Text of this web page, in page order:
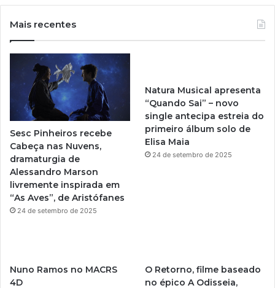
T
e
t
g
r
a
Mais recentes
Sesc Pinheiros recebe
Cabeça nas Nuvens,
dramaturgia de
Alessandro Marson
livremente inspirada em
“As Aves”, de Aristófanes
24 de setembro de 2025
Natura Musical apresenta
“Quando Sai” – novo
single antecipa estreia do
primeiro álbum solo de
Elisa Maia
24 de setembro de 2025
Nuno Ramos no MACRS
4D
O Retorno, filme baseado
no épico A Odisseia,